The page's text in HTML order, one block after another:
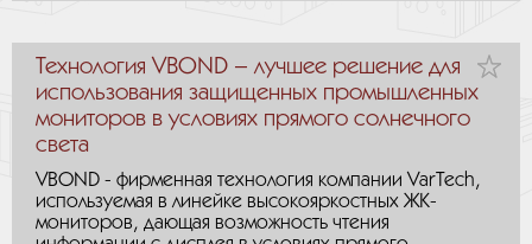
Технология VBOND – лучшее решение для
использования защищенных промышленных
мониторов в условиях прямого солнечного
света
VBOND - фирменная технология компании VarTech,
используемая в линейке высокояркостных ЖК-
мониторов, дающая возможность чтения